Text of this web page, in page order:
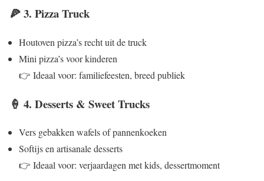
🍕 3. Pizza Truck
Houtoven pizza’s recht uit de truck
Mini pizza’s voor kinderen
👉 Ideaal voor: familiefeesten, breed publiek
🍦 4. Desserts & Sweet Trucks
Vers gebakken wafels of pannenkoeken
Softijs en artisanale desserts
👉 Ideaal voor: verjaardagen met kids, dessertmoment